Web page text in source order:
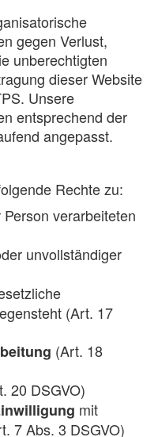
gegen Verlust,
unberechtigten
dieser Website
Unsere
entsprechend der
angepasst.
Rechte zu:
verarbeiteten
unvollständiger
(Art. 17
(Art. 18
20 DSGVO)
mit
7 Abs. 3 DSGVO)